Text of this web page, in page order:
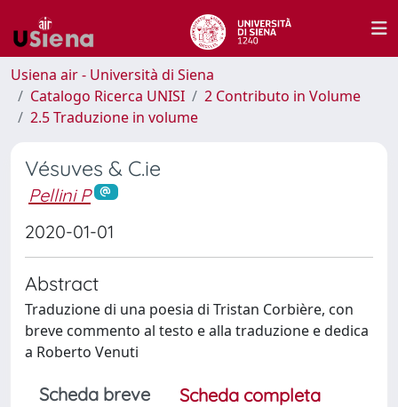
Usiena air - Università di Siena
Catalogo Ricerca UNISI
2 Contributo in Volume
2.5 Traduzione in volume
Vésuves & C.ie
Pellini P
2020-01-01
Abstract
Traduzione di una poesia di Tristan Corbière, con
breve commento al testo e alla traduzione e dedica
a Roberto Venuti
Scheda breve
Scheda completa